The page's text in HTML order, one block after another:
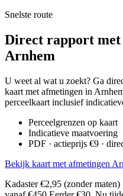
Snelste route
Direct rapport
Arnhem
U weet al wat u zoekt? Ga
kaart met afmetingen in
perceelkaart inclusief
Perceelgrenzen op kaart
Indicatieve maatvoering
PDF · actieprijs €9 ·
Bekijk kaart met afmetingen
Kadaster €2,95 (zonder